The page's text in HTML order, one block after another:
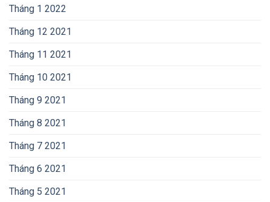
Tháng 1 2022
Tháng 12 2021
Tháng 11 2021
Tháng 10 2021
Tháng 9 2021
Tháng 8 2021
Tháng 7 2021
Tháng 6 2021
Tháng 5 2021